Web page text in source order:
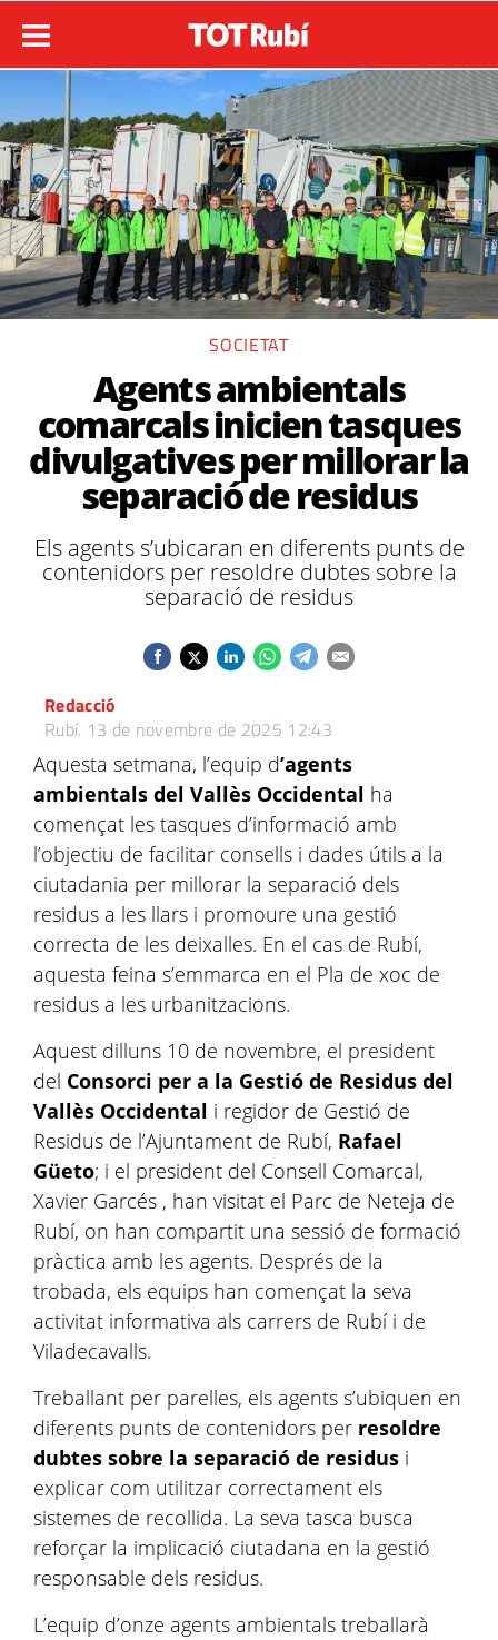
SOCIETAT
Agents ambientals
comarcals inicien tasques
divulgatives per millorar la
separació de residus
Els agents s’ubicaran en diferents punts de
contenidors per resoldre dubtes sobre la
separació de residus
Redacció
Rubí. 13 de novembre de 2025 12:43
Aquesta setmana, l’equip d’agents
ambientals del Vallès Occidental ha
començat les tasques d’informació amb
l’objectiu de facilitar consells i dades útils a la
ciutadania per millorar la separació dels
residus a les llars i promoure una gestió
correcta de les deixalles. En el cas de Rubí,
aquesta feina s’emmarca en el Pla de xoc de
residus a les urbanitzacions.
Aquest dilluns 10 de novembre, el president
del Consorci per a la Gestió de Residus del
Vallès Occidental i regidor de Gestió de
Residus de l’Ajuntament de Rubí, Rafael
Güeto; i el president del Consell Comarcal,
Xavier Garcés , han visitat el Parc de Neteja de
Rubí, on han compartit una sessió de formació
pràctica amb les agents. Després de la
trobada, els equips han començat la seva
activitat informativa als carrers de Rubí i de
Viladecavalls.
Treballant per parelles, els agents s’ubiquen en
diferents punts de contenidors per resoldre
dubtes sobre la separació de residus i
explicar com utilitzar correctament els
sistemes de recollida. La seva tasca busca
reforçar la implicació ciutadana en la gestió
responsable dels residus.
L’equip d’onze agents ambientals treballarà